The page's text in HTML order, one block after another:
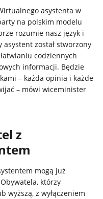
asystenta w
na polskim modelu
rozumie nasz język i
został stworzony
codziennych
informacji. Będzie
– każda opinia i każde
– mówi wiceminister
z
mogą już
którzy
wyższą, z wyłączeniem